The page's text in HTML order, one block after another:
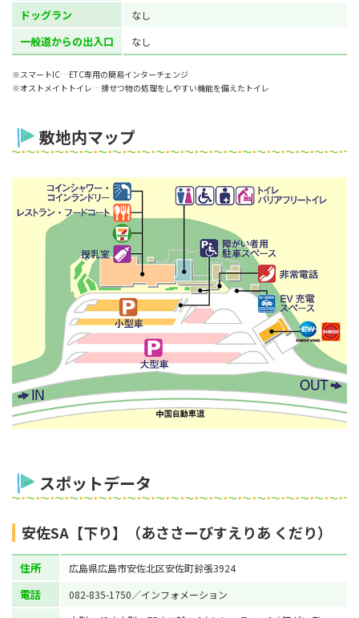
ドッグラン なし
一般道からの出入口 なし
※スマートIC…ETC専用の簡易インターチェンジ
※オストメイトトイレ…排せつ物の処理をしやすい機能を備えたトイレ
敷地内マップ
スポットデータ
安佐SA【下り】（あささーびすえりあ くだり）
住所 広島県広島市安佐北区安佐町鈴張3924
電話 082-835-1750／インフォメーション